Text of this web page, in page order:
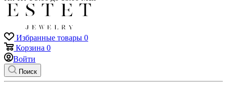
Избранные товары 0
Корзина 0
Войти
Поиск